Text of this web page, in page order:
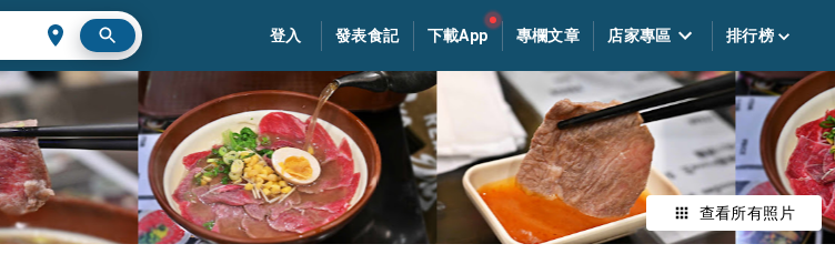
登入 發表食記 下載App 專欄文章 店家專區 排行榜
查看所有照片